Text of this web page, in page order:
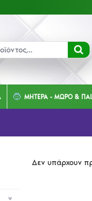
ΜΗΤΕΡΑ - ΜΩΡΟ &
Δεν υπάρχουν